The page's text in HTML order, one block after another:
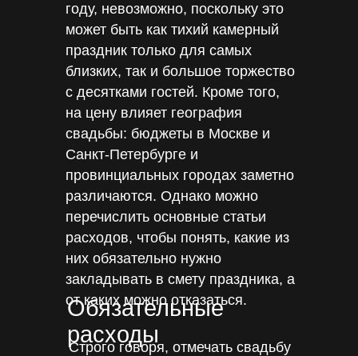
году, невозможно, поскольку это
может быть как тихий камерный
праздник только для самых
близких, так и большое торжество
с десятками гостей. Кроме того,
на цену влияет география
свадьбы: бюджеты в Москве и
Санкт-Петербурге и
провинциальных городах заметно
различаются. Однако можно
перечислить основные статьи
расходов, чтобы понять, какие из
них обязательно нужно
закладывать в смету праздника, а
от каких можно отказаться.
Обязательные
расходы
Строго говоря, отмечать свадьбу